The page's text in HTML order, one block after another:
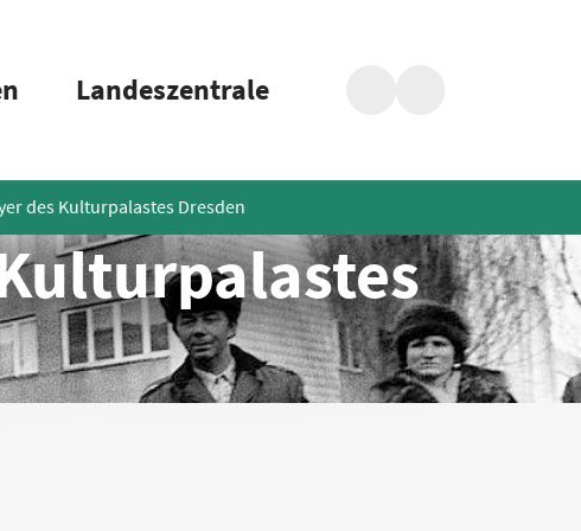
Landeszentrale
des Kulturpalastes Dresden